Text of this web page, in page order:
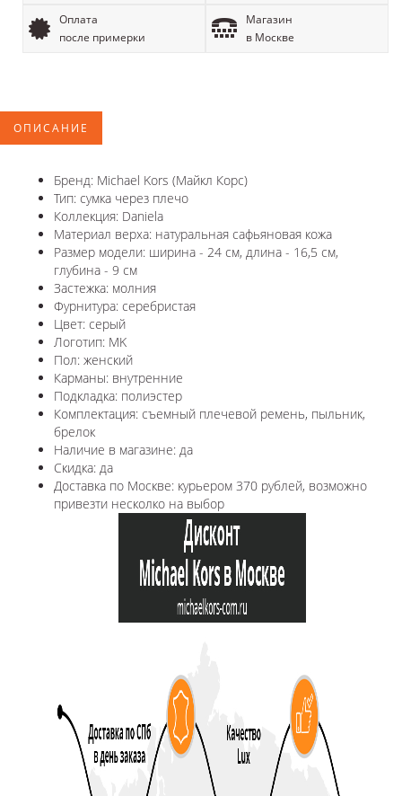
Оплата
после примерки
Магазин
в Москве
ОПИСАНИЕ
Бренд: Michael Kors (Майкл Корс)
Тип: сумка через плечо
Коллекция: Daniela
Материал верха: натуральная сафьяновая кожа
Размер модели: ширина - 24 см, длина - 16,5 см,
глубина - 9 см
Застежка: молния
Фурнитура: серебристая
Цвет: серый
Логотип: MK
Пол: женский
Карманы: внутренние
Подкладка: полиэстер
Комплектация: съемный плечевой ремень, пыльник,
брелок
Наличие в магазине: да
Скидка: да
Доставка по Москве: курьером 370 рублей, возможно
привезти несколко на выбор